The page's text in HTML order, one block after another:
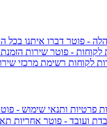
- פוטר דברו איתנו בכל
לקוחות - פוטר שירות
לקוחות רשימת מרכזי
פרטיות ותנאי שימוש -
ועובד - פוטר אחריות